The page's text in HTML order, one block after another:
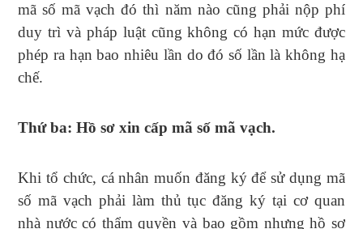
mã số mã vạch đó thì năm nào cũng phải nộp phí
duy trì và pháp luật cũng không có hạn mức được
phép ra hạn bao nhiêu lần do đó số lần là không hạ
chế.
Thứ ba: Hồ sơ xin cấp mã số mã vạch.
Khi tổ chức, cá nhân muốn đăng ký để sử dụng mã
số mã vạch phải làm thủ tục đăng ký tại cơ quan
nhà nước có thẩm quyền và bao gồm nhựng hồ sơ